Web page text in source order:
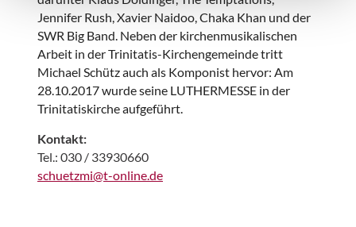
Jennifer Rush, Xavier Naidoo, Chaka Khan und der
SWR Big Band. Neben der kirchenmusikalischen
Arbeit in der Trinitatis-Kirchengemeinde tritt
Michael Schütz auch als Komponist hervor: Am
28.10.2017 wurde seine LUTHERMESSE in der
Trinitatiskirche aufgeführt.
Kontakt:
Tel.: 030 / 33930660
schuetzmi@t-online.de